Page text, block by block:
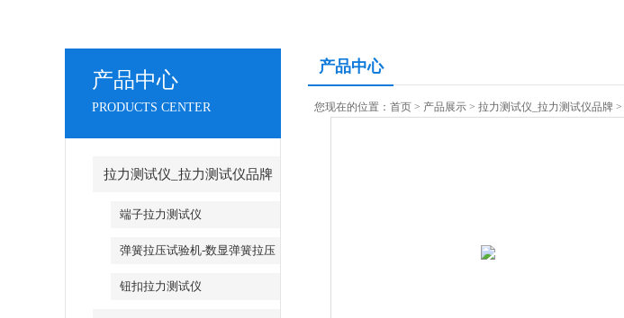
产品中心
PRODUCTS CENTER
拉力测试仪_拉力测试仪品牌
端子拉力测试仪
弹簧拉压试验机-数显弹簧拉压
试验机
钮扣拉力测试仪
产品中心
您现在的位置： 首页 > 产品展示 > 拉力测试仪_拉力测试仪品牌 >